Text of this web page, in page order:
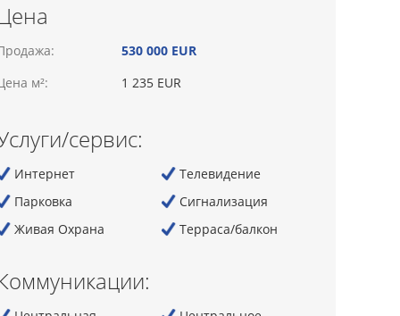
530 000 EUR
м²:
1 235 EUR
сервис:
Интернет
Телевидение
Парковка
Сигнализация
Живая Охрана
Терраса/балкон